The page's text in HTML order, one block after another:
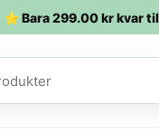
⭐ Bara299.00krkvar